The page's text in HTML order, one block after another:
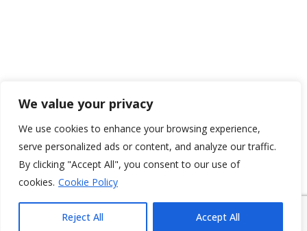
We value your privacy
We use cookies to enhance your browsing experience,
serve personalized ads or content, and analyze our traffic.
By clicking "Accept All", you consent to our use of
cookies. Cookie Policy
Reject All Accept All